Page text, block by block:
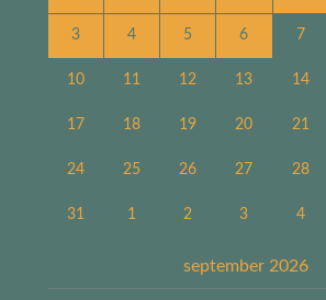
3 4 5 6 7
10 11 12 13 14
17 18 19 20 21
24 25 26 27 28
31 1 2 3 4
september 2026